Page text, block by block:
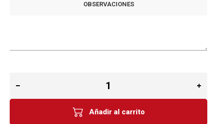
OBSERVACIONES
Añadir al carrito